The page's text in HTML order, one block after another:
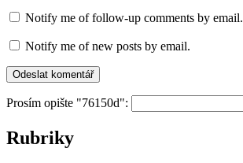
Notify me of follow-up comments by email.
Notify me of new posts by email.
Prosím opište "76150d":
Rubriky